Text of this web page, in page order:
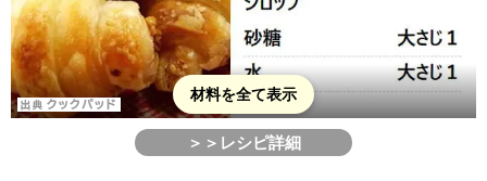
材料を全て表示
＞＞レシピ詳細